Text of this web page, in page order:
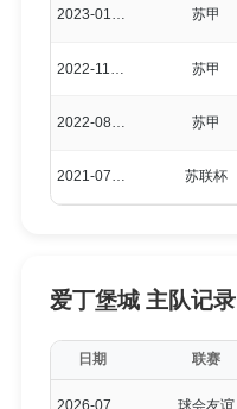
2023-01-28 苏甲
苏甲
2022-08-20 苏甲
2021-07-22 苏联杯
爱丁堡城 主队记录
日期 联赛
球会友谊